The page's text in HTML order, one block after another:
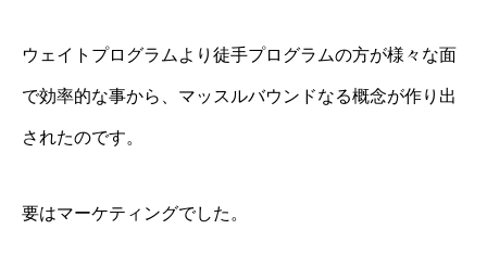
ウェイトプログラムより徒手プログラムの方が様々な面
で効率的な事から、マッスルバウンドなる概念が作り出
されたのです。
要はマーケティングでした。